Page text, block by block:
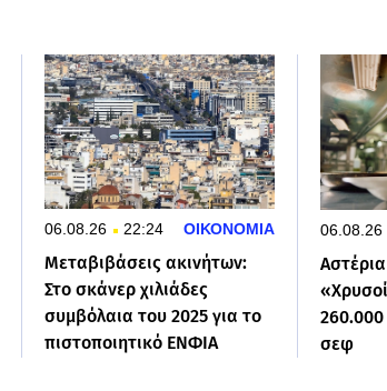
06.08.26 22:24 ΟΙΚΟΝΟΜΙΑ
Μεταβιβάσεις ακινήτων:
Στο σκάνερ χιλιάδες
συμβόλαια του 2025 για το
πιστοποιητικό ΕΝΦΙΑ
06.08.26
σεφ